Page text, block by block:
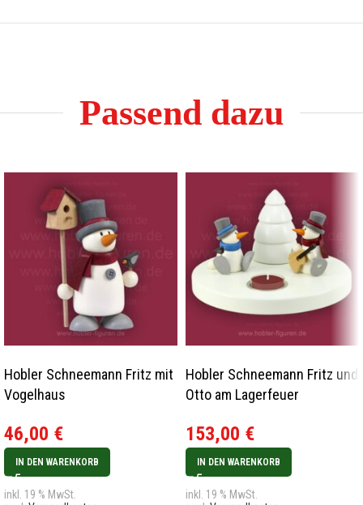
Passend dazu
Hobler Schneemann Fritz mit
Vogelhaus
46,00 €
IN DEN WARENKORB
inkl. 19 % MwSt.
Hobler Schneemann Fritz und
Otto am Lagerfeuer
153,00 €
IN DEN WARENKORB
inkl. 19 % MwSt.